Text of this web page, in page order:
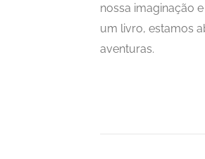
nossa imaginação
um livro, estamos
aventuras.